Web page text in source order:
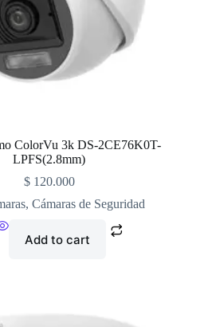
ColorVu 3k DS-2CE76K0T-
LPFS(2.8mm)
$120.000
,Cámaras de Seguridad
Add to cart